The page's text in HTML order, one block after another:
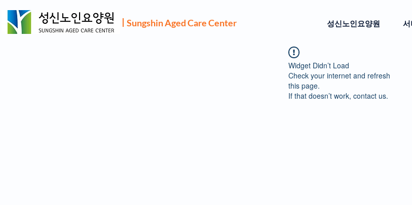
Sungshin Aged Care Center 성신노인요양원 서
Widget Didn’t Load
Check your internet and refresh
this page.
If that doesn’t work, contact us.